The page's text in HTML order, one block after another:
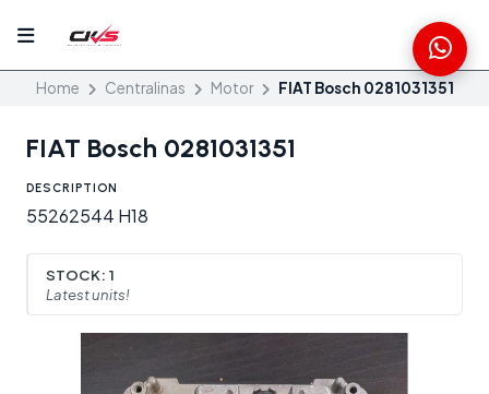
Home Centralinas Motor FIAT Bosch 0281031351
FIAT Bosch 0281031351
DESCRIPTION
55262544 H18
STOCK: 1
Latest units!